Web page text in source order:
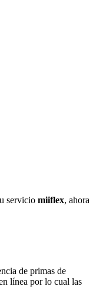
servicio miiflex, ahora
de primas de
línea por lo cual las